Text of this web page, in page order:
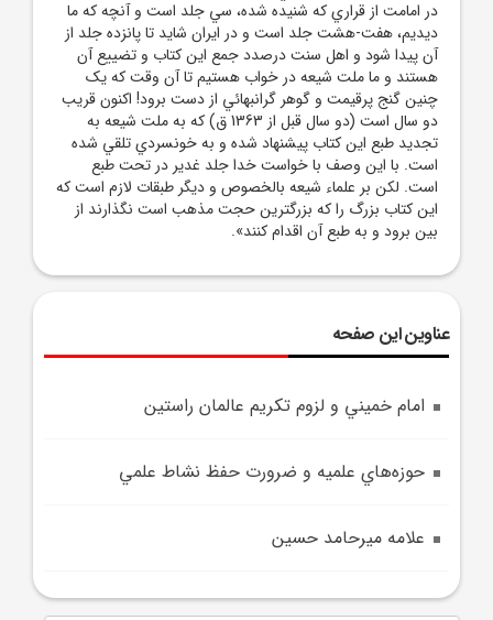
در امامت از قراري که شنيده شده، سي جلد است و آنچه که ما
ديديم، هفت-هشت جلد است و در ايران شايد تا پانزده جلد از
آن پيدا شود و اهل سنت درصدد جمع اين کتاب و تضييع آن
هستند و ما ملت شيعه در خواب هستيم تا آن وقت که يک
چنين گنج پرقيمت و گوهر گرانبهائي از دست برود! اکنون قريب
دو سال است (دو سال قبل از 1363 ق) که به ملت شيعه به
تجديد طبع اين کتاب پيشنهاد شده و به خونسردي تلقي شده
است. با اين وصف با خواست خدا جلد غدير در تحت طبع
است. لکن بر علماء شيعه بالخصوص و ديگر طبقات لازم است که
اين کتاب بزرگ را که بزرگترين حجت مذهب است نگذارند از
بين برود و به طبع آن اقدام کنند».
عناوین این صفحه
امام‌ خميني و لزوم تکريم عالمان راستين
حوزه‌هاي علميه و ضرورت حفظ نشاط علمي
علامه ميرحامد حسين